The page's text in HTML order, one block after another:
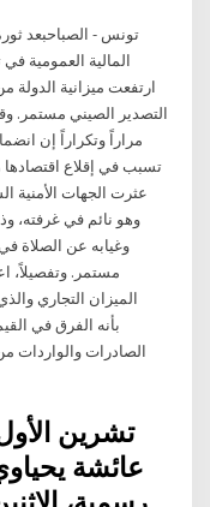
المالية العمومية
تسبب في إقلاع اقتصادها
وهو نائم في غرفته،
وغيابه عن الصلاة
مستمر. وتفصيلاً،
الميزان التجاري
الصادرات والواردات
عائشة